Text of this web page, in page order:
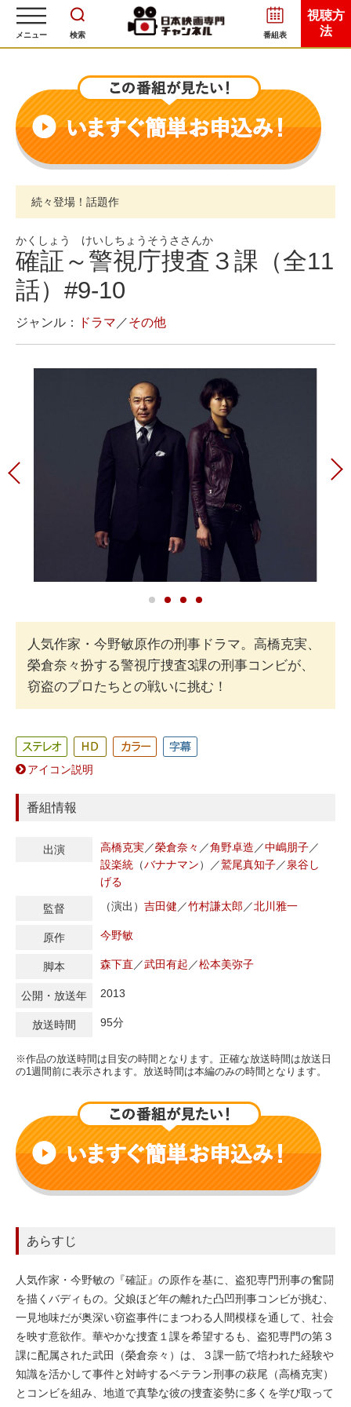
メニュー 検索 番組表
視聴方
法
続々登場！話題作
かくしょう けいしちょうそうささんか
確証～警視庁捜査３課（全11
話）#9-10
ジャンル： ドラマ ／その他
人気作家・今野敏原作の刑事ドラマ。高橋克実、
榮倉奈々扮する警視庁捜査3課の刑事コンビが、
窃盗のプロたちとの戦いに挑む！
アイコン説明
番組情報
出演 高橋克実／榮倉奈々 ／角野卓造 ／中嶋朋子／
設楽統 （バナナマン） ／鷲尾真知子／泉谷し
げる
監督 （演出） 吉田健 ／竹村謙太郎 ／北川雅一
原作 今野敏
脚本 森下直 ／武田有起 ／松本美弥子
公開・放送年 2013
放送時間 95分
※作品の放送時間は目安の時間となります。正確な放送時間は放送日
の1週間前に表示されます。放送時間は本編のみの時間となります。
あらすじ
人気作家・今野敏の『確証』の原作を基に、盗犯専門刑事の奮闘
を描くバディもの。父娘ほど年の離れた凸凹刑事コンビが挑む、
一見地味だが奥深い窃盗事件にまつわる人間模様を通して、社会
を映す意欲作。華やかな捜査１課を希望するも、盗犯専門の第３
課に配属された武田（榮倉奈々）は、３課一筋で培われた経験や
知識を活かして事件と対峙するベテラン刑事の萩尾（高橋克実）
とコンビを組み、地道で真摯な彼の捜査姿勢に多くを学び取って